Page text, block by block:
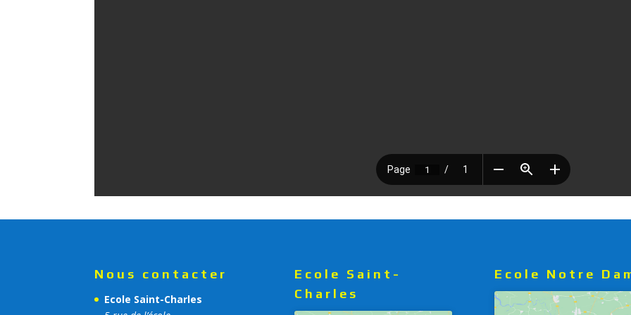
Nous contacter
Ecole Saint-Charles
Ecole Saint-
Charles
Ecole Notre